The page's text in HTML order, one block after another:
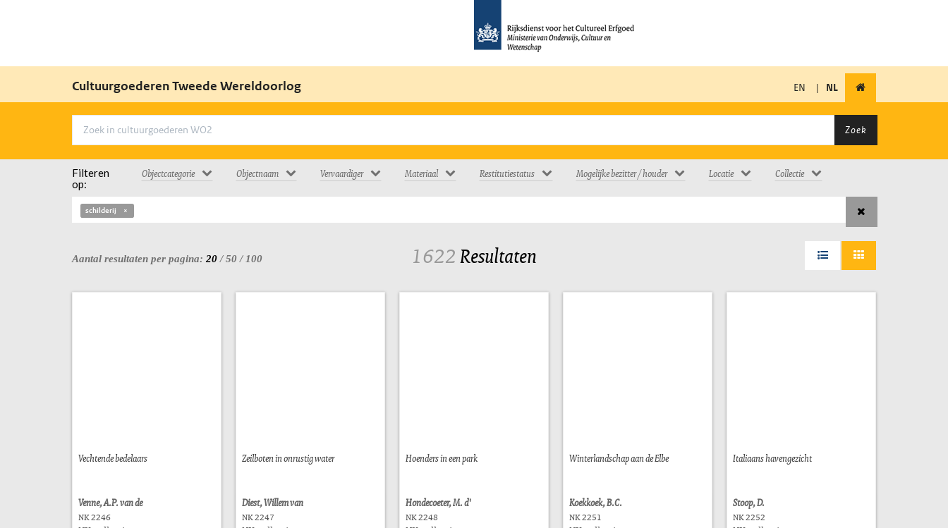
Cultuurgoederen Tweede Wereldoorlog EN | NL
Zoek
Filteren
op:
Objectcategorie Objectnaam Vervaardiger Materiaal Restitutiestatus Mogelijke bezitter / houder Locatie Collectie
schilderij
Aantal resultaten per pagina: 20 /50 / 100 1622Resultaten
Vechtende bedelaars
Venne, A.P. van de
NK 2246
Zeilboten in onrustig water
Diest, Willem van
NK 2247
Hoenders in een park
Hondecoeter, M. d'
NK 2248
Winterlandschap aan de Elbe
Koekkoek, B.C.
NK 2251
Italiaans havengezicht
Stoop, D.
NK 2252